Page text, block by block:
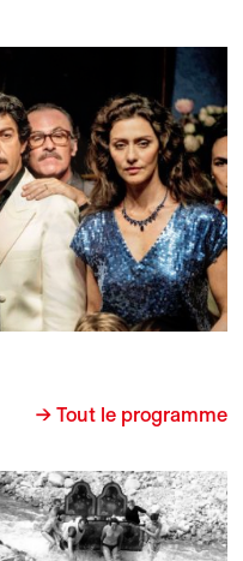
→ Tout le programme